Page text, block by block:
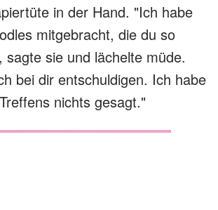
in der Hand. "Ich habe
mitgebracht, die du so
sagte sie und lächelte müde.
bei dir entschuldigen. Ich habe
nichts gesagt."